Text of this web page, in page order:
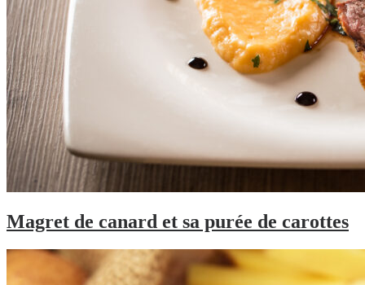
Magret de canard et sa purée de carottes